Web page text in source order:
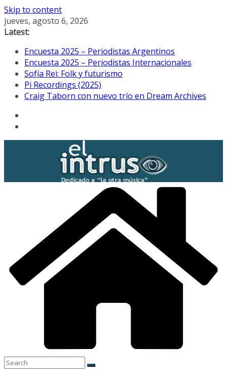
Skip to content
jueves, agosto 6, 2026
Latest:
Encuesta 2025 – Periodistas Argentinos
Encuesta 2025 – Periodistas Internacionales
Sofía Rei: Folk y futurismo
Pi Recordings (2025)
Craig Taborn con nuevo trío en Dream Archives